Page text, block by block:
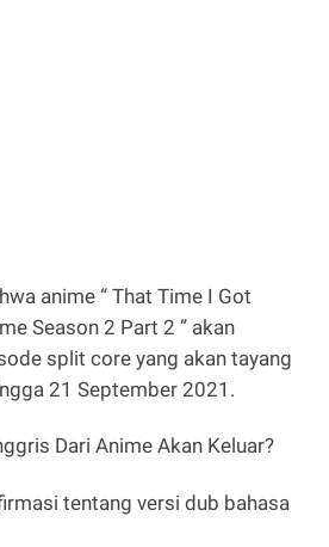
anime “ That Time I Got
Season 2 Part 2 ” akan
split core yang akan tayang
21 September 2021.
Dari Anime Akan Keluar?
tentang versi dub bahasa